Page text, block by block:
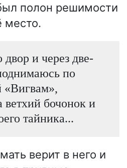
полон решимости
место.
и через две-
по
«Вигвам»,
ветхий бочонок и
тайника...
верит в него и